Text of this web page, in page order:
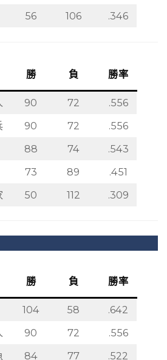
56 106 .346
勝 負 勝率
90 72
.556
90 72
.556
88 74
.543
73 89
.451
50 112 .309
勝 負 勝率
104 58
.642
90 72
.556
84 77
.522